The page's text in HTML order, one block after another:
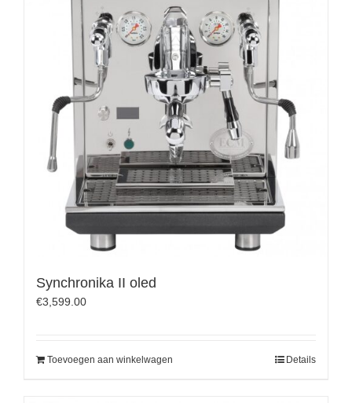
Synchronika II oled
€3,599.00
Toevoegen aan winkelwagen Details